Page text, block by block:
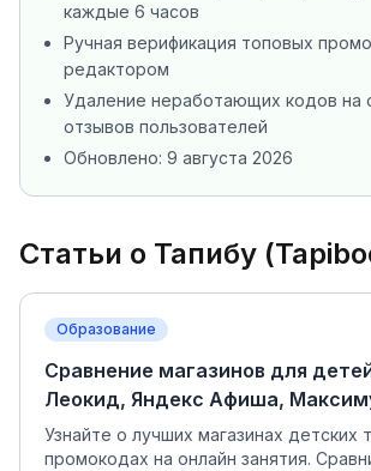
каждые 6 часов
Ручная верификация топовых
редактором
Удаление неработающих кодов на
отзывов пользователей
Обновлено: 9 августа 2026
Статьи о Тапибу
Образование
Сравнение магазинов для
Леокид, Яндекс Афиша,
Узнайте о лучших магазинах детских
промокодах на онлайн занятия.